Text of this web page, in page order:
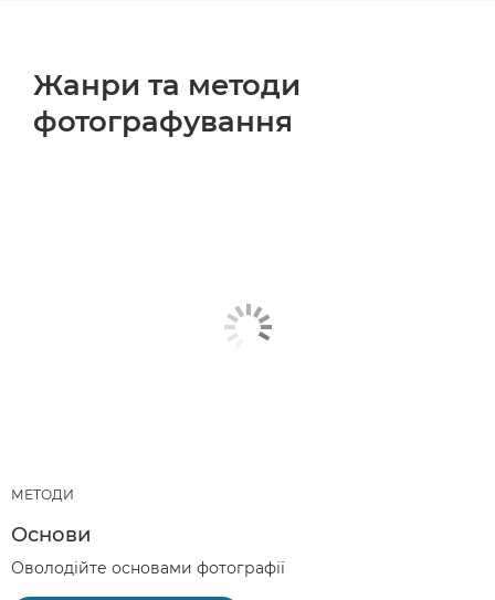
Жанри та методи
фотографування
МЕТОДИ
Основи
Оволодійте основами фотографії